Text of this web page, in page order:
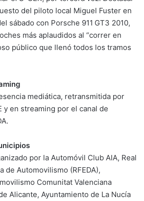
del piloto local Miguel Fuster en
sábado con Porsche 911 GT3 2010,
más aplaudidos al “correr en
público que llenó todos los tramos
mediática, retransmitida por
y en streaming por el canal de
por la Automóvil Club AIA, Real
de Automovilismo (RFEDA),
Comunitat Valenciana
Alicante, Ayuntamiento de La Nucía